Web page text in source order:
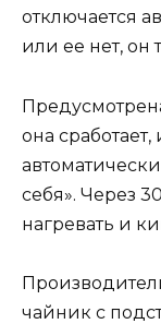
отключается
или ее нет, он
она
себя». Через
нагревать и
чайник с